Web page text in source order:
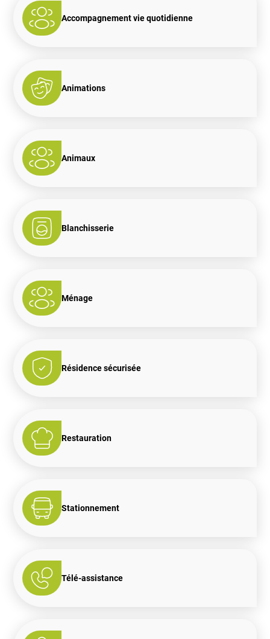
Accompagnement vie quotidienne
Animations
Animaux
Blanchisserie
Ménage
Résidence sécurisée
Restauration
Stationnement
Télé-assistance